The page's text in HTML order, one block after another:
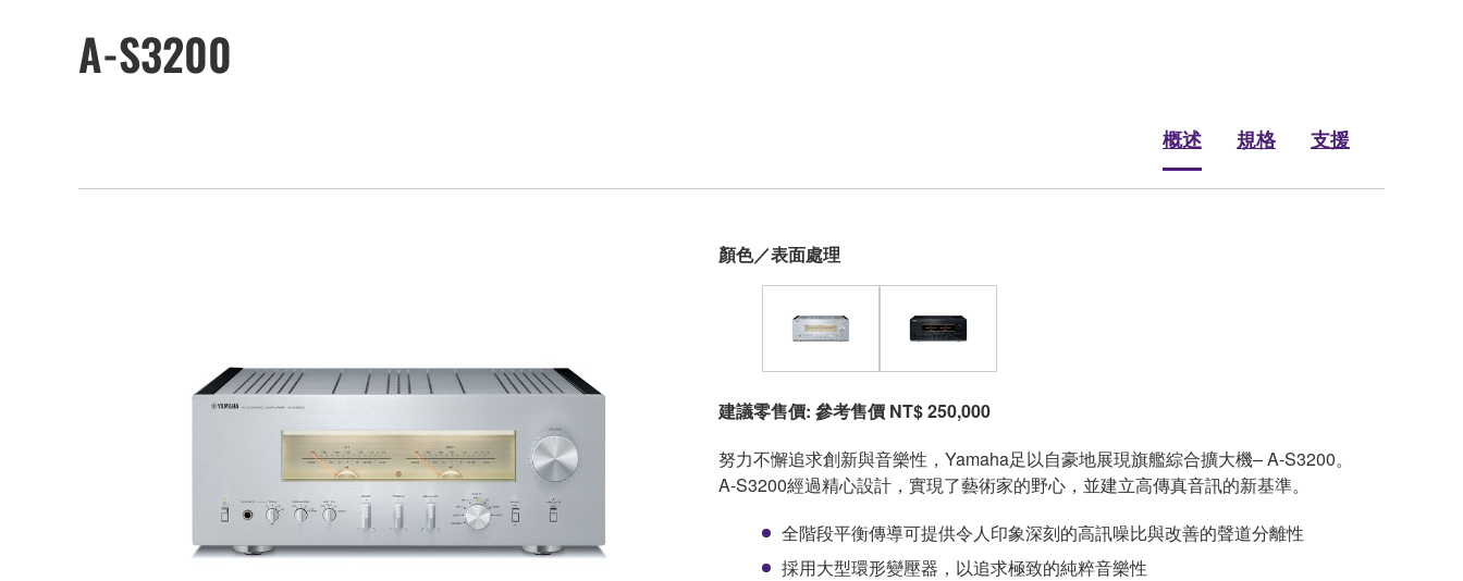
A-S3200
概述 規格 支援
顏色／表面處理
建議零售價: 參考售價 NT$ 250,000
努力不懈追求創新與音樂性，Yamaha足以自豪地展現旗艦綜合擴大機– A-S3200。
A-S3200經過精心設計，實現了藝術家的野心，並建立高傳真音訊的新基準。
全階段平衡傳導可提供令人印象深刻的高訊噪比與改善的聲道分離性
採用大型環形變壓器，以追求極致的純粹音樂性